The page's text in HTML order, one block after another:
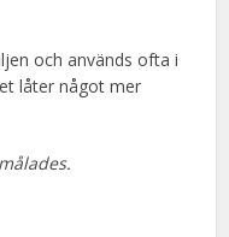
och används ofta i
låter något mer